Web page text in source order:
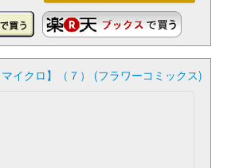
イクロ】（７） (フラワーコミックス)